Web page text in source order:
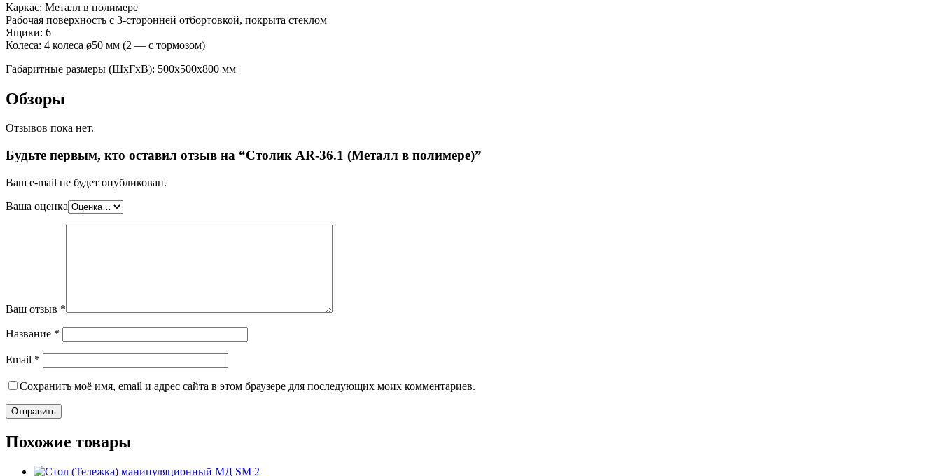
Каркас: Металл в полимере
Рабочая поверхность с 3-сторонней отбортовкой, покрыта стеклом
Ящики: 6
Колеса: 4 колеса ø50 мм (2 — с тормозом)
Габаритные размеры (ШхГхВ): 500х500х800 мм
Обзоры
Отзывов пока нет.
Будьте первым, кто оставил отзыв на “Столик AR-36.1 (Металл в полимере)”
Ваш e-mail не будет опубликован.
Ваша оценка
Ваш отзыв *
Название *
Email *
Сохранить моё имя, email и адрес сайта в этом браузере для последующих моих комментариев.
Похожие товары